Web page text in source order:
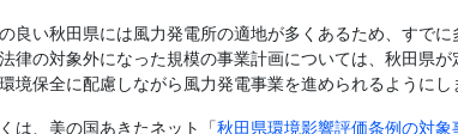
良い秋田県には風力発電所の適地が多くあるため、すで
律の対象外になった規模の事業計画については、秋田県
境保全に配慮しながら風力発電事業を進められるようにし
は、美の国あきたネット「秋田県環境影響評価条例の対